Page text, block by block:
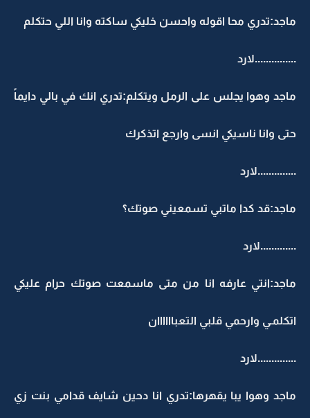
ماجد:تدري محا اقوله واحسن خليكي ساكته وانا اللي حتكلم
...............لارد
ماجد وهوا يجلس على الرمل ويتكلم:تدري انك في بالي دايماً
حتى وانا ناسيكي انسى وارجع اتذكرك
..............لارد
ماجد:قد كدا ماتبي تسمعيني صوتك؟
.............لارد
ماجد:انتي عارفه انا من متى ماسمعت صوتك حرام عليكي
اتكلمـي وارحمي قلبي التعباااااان
..............لارد
ماجد وهوا يبا يقهرها:تدري انا دحين شايف قدامي بنت زي